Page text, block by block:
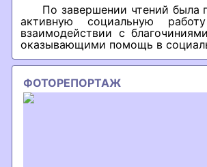
По завершении чтений была
активную социальную
взаимодействии с
оказывающими помощь в
ФОТОРЕПОРТАЖ